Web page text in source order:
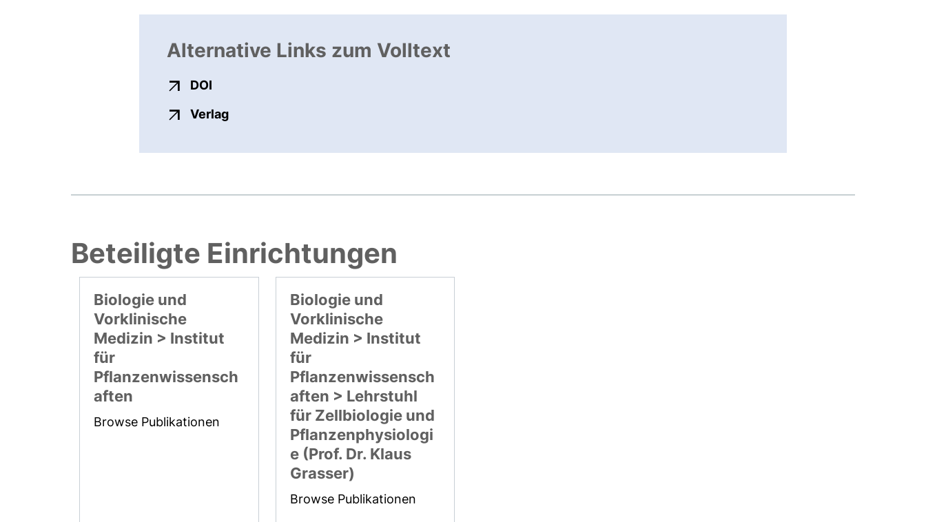
Alternative Links zum Volltext
DOI
Verlagexterner Link, öffnet neues Fenster
Beteiligte Einrichtungen
Biologie und
Vorklinische
Medizin > Institut
für
Pflanzenwissensch
aften
Browse Publikationen
Biologie und
Vorklinische
Medizin > Institut
für
Pflanzenwissensch
aften > Lehrstuhl
für Zellbiologie und
Pflanzenphysiologi
e (Prof. Dr. Klaus
Grasser)
Browse Publikationen